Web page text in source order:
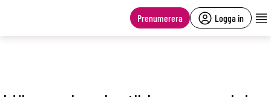
Prenumerera Logga in